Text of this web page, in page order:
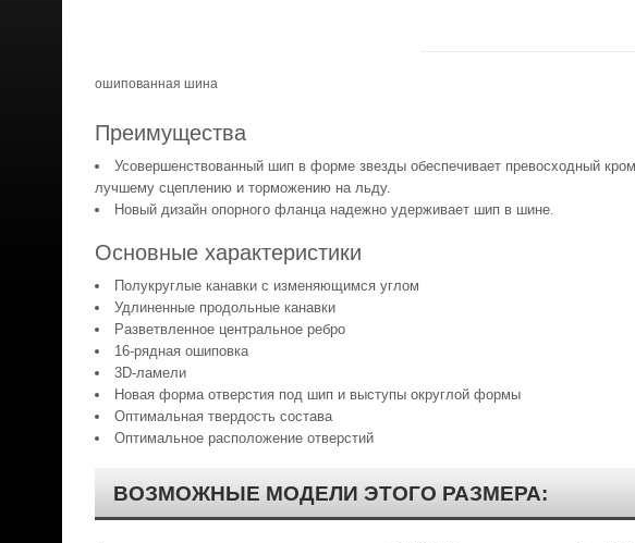
ошипованная шина
Преимущества
Усовершенствованный шип в форме звезды обеспечивает превосходный
лучшему сцеплению и торможению на льду.
Новый дизайн опорного фланца надежно удерживает шип в шине.
Основные характеристики
Полукруглые канавки с изменяющимся углом
Удлиненные продольные канавки
Разветвленное центральное ребро
16-рядная ошиповка
3D-ламели
Новая форма отверстия под шип и выступы округлой формы
Оптимальная твердость состава
Оптимальное расположение отверстий
ВОЗМОЖНЫЕ МОДЕЛИ ЭТОГО РАЗМЕРА: